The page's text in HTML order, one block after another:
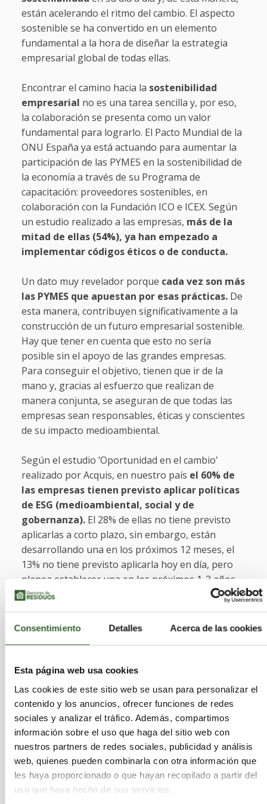
Consentimiento Detalles Acerca de las cookies
Esta página web usa cookies
Las cookies de este sitio web se usan para personalizar el
contenido y los anuncios, ofrecer funciones de redes
sociales y analizar el tráfico. Además, compartimos
información sobre el uso que haga del sitio web con
nuestros partners de redes sociales, publicidad y análisis
web, quienes pueden combinarla con otra información que
les haya proporcionado o que hayan recopilado a partir del
uso que haya hecho de sus servicios.
están acelerando el ritmo del cambio. El aspecto
sostenible se ha convertido en un elemento
fundamental a la hora de diseñar la estrategia
empresarial global de todas ellas.
Encontrar el camino hacia la sostenibilidad
empresarial no es una tarea sencilla y, por eso,
la colaboración se presenta como un valor
fundamental para lograrlo. El Pacto Mundial de la
ONU España ya está actuando para aumentar la
participación de las PYMES en la sostenibilidad de
la economía a través de su Programa de
capacitación: proveedores sostenibles, en
colaboración con la Fundación ICO e ICEX. Según
un estudio realizado a las empresas, más de la
mitad de ellas (54%), ya han empezado a
implementar códigos éticos o de conducta.
Un dato muy revelador porque cada vez son más
las PYMES que apuestan por esas prácticas.De
esta manera, contribuyen significativamente a la
construcción de un futuro empresarial sostenible.
Hay que tener en cuenta que esto no sería
posible sin el apoyo de las grandes empresas.
Para conseguir el objetivo, tienen que ir de la
mano y, gracias al esfuerzo que realizan de
manera conjunta, se aseguran de que todas las
empresas sean responsables, éticas y conscientes
de su impacto medioambiental.
Según el estudio ‘Oportunidad en el cambio’
realizado por Acquis, en nuestro país el 60% de
las empresas tienen previsto aplicar políticas
de ESG (medioambiental, social y de
gobernanza). El 28% de ellas no tiene previsto
aplicarlas a corto plazo, sin embargo, están
desarrollando una en los próximos 12 meses, el
13% no tiene previsto aplicarla hoy en día, pero
planea establecer una en los próximos 1-3 años,
mientras que el 2% no tiene previsto establecer
este tipo de políticas en un futuro próximo.
medidas para adaptar todos sus productos
el único fin de mejorar la sostenibilidad
empresarial. Las empresas de nuestro país tienen
como valor corporativo más importante la calidad,
con un porcentaje bastante alto (60%). La
sostenibilidad (39%) y la innovación (37%), con casi
la misma puntuación, ocupan el segundo y tercer
lugar. Además, hay que destacar queen España
se le da más importancia a la ética